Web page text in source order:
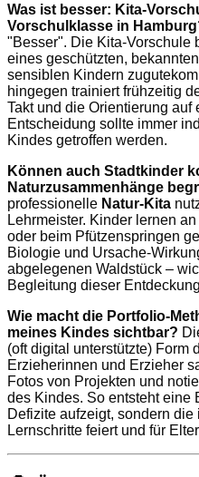
Was ist besser: Kita-
Vorschulklasse in
"Besser". Die Kita-Vorschule
eines geschützten,
sensiblen Kindern
hingegen trainiert frühzeitig
Takt und die Orientierung
Entscheidung sollte immer
Kindes getroffen werden.
Können auch Stadtkinder
Naturzusammenhänge
professionelle Natur-Kita
Lehrmeister. Kinder lernen
oder beim Pfützenspringen
Biologie und Ursache-
abgelegenen Waldstück –
Begleitung dieser
Wie macht die Portfolio-
meines Kindes sichtbar?
(oft digital unterstützte) Form
Erzieherinnen und Erzieher
Fotos von Projekten und
des Kindes. So entsteht eine
Defizite aufzeigt, sondern
Lernschritte feiert und für